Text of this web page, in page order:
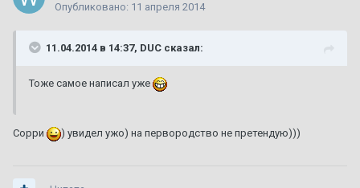
Опубликовано: 11 апреля 2014
11.04.2014 в 14:37, DUC сказал:
Тоже самое написал уже
Сорри ) увидел ужо) на первородство не претендую)))